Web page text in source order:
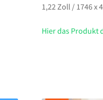
1,22 Zoll / 1746 x
Hier das Produkt